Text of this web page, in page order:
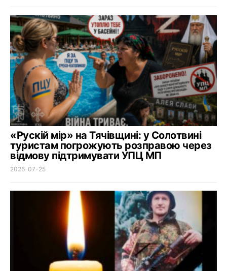
«Рускій мір» на Тячівщині: у Солотвині
туристам погрожують розправою через
відмову підтримувати УПЦ МП
2026-07-25